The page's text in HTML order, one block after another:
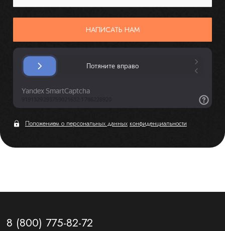
НАПИСАТЬ НАМ
Положением о персональных данных конфиденциальности
8 (800) 775-82-72